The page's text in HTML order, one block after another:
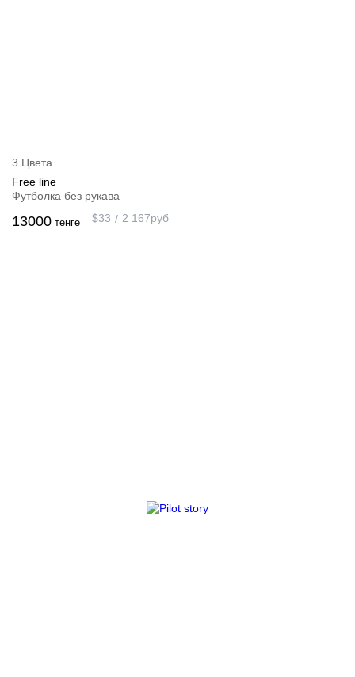
3 Цвета
Free line
Футболка без рукава
13000 тенге $33 2 167руб